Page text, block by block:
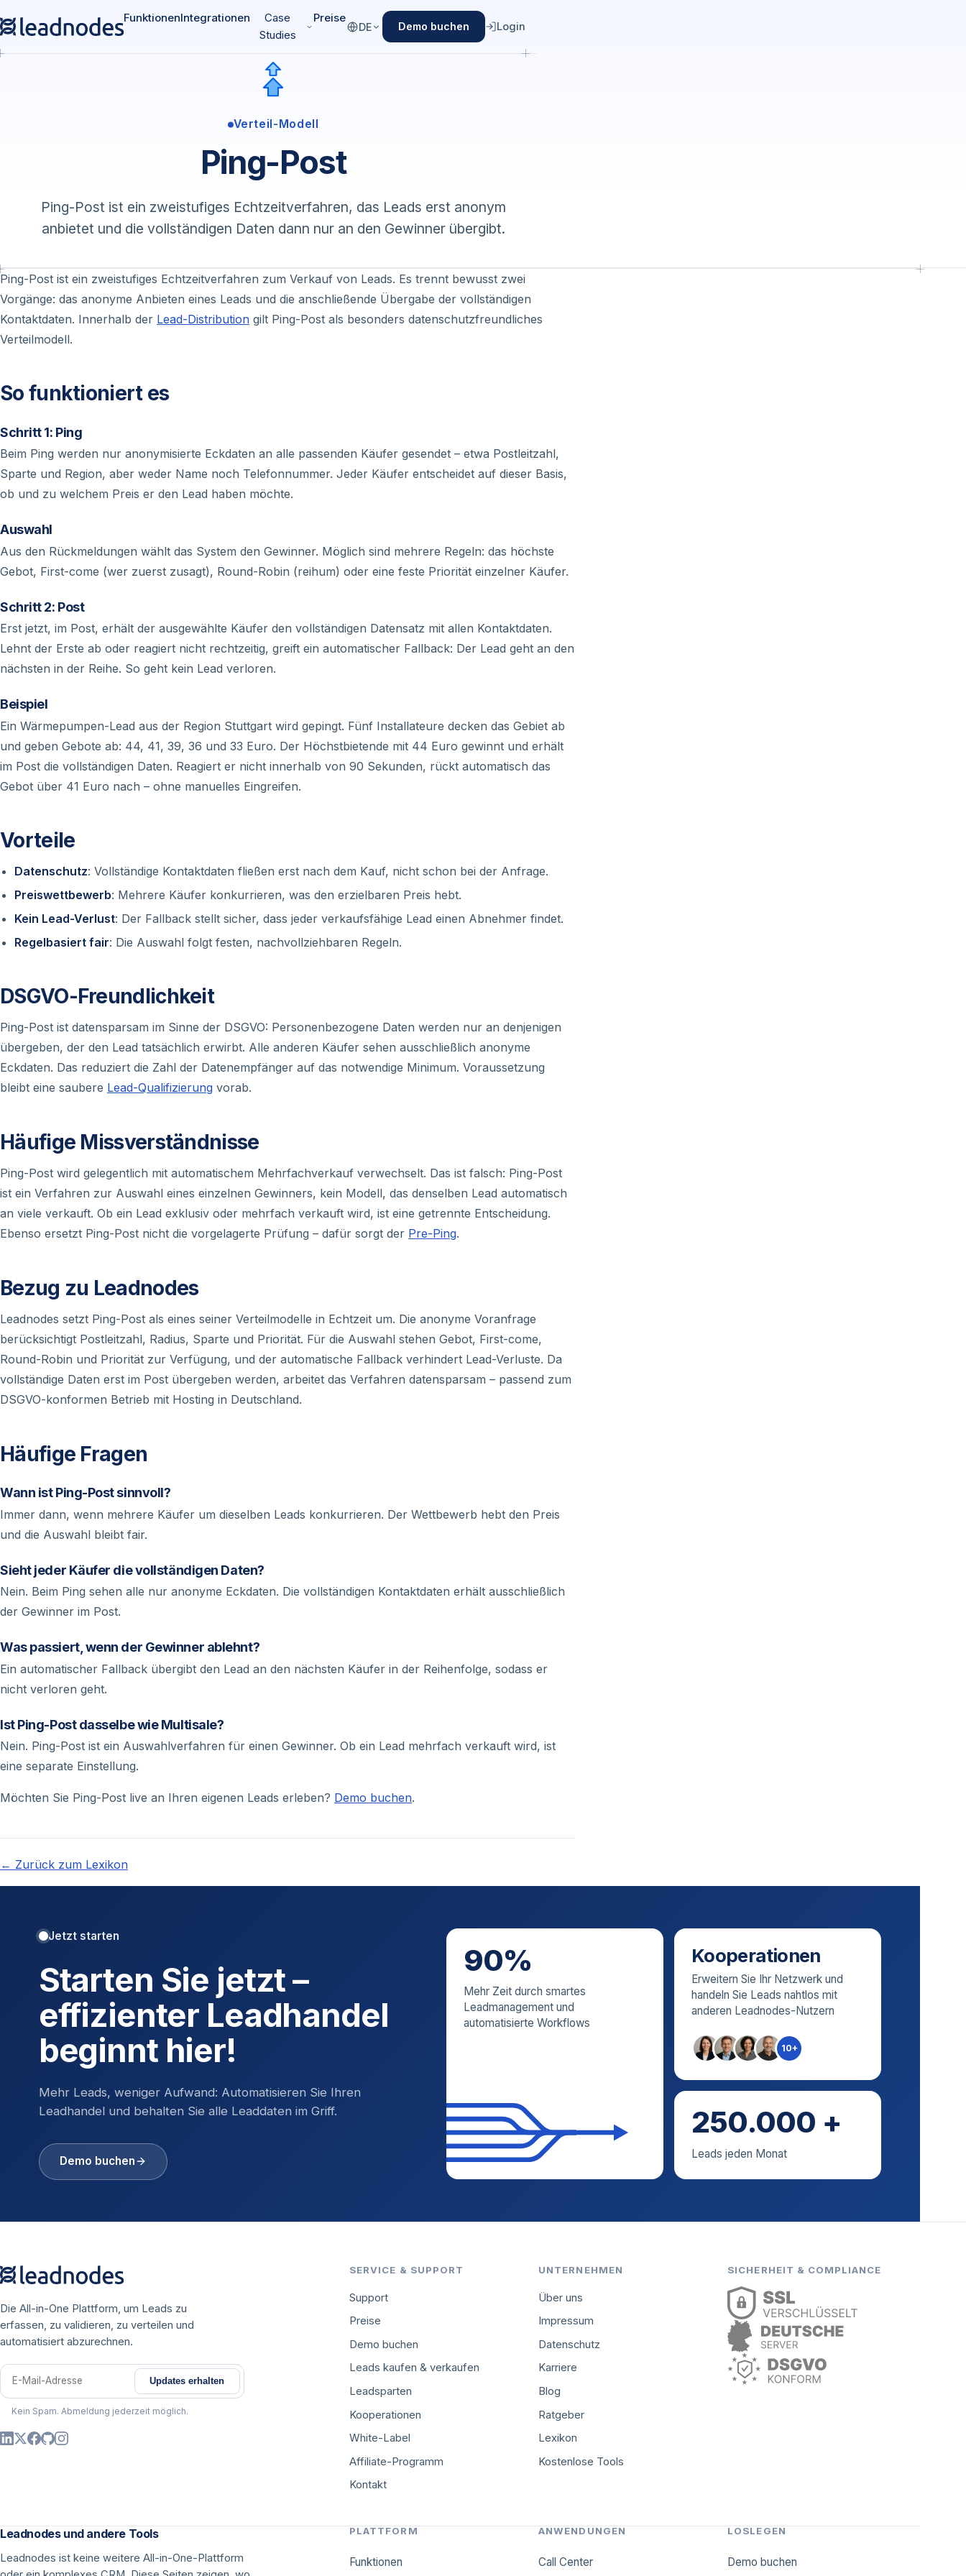
FunktionenIntegrationen
Case
Studies
Preise
DE Demo buchen Login
Verteil-Modell
Ping-Post
Ping-Post ist ein zweistufiges Echtzeitverfahren, das Leads erst anonym
anbietet und die vollständigen Daten dann nur an den Gewinner übergibt.
Ping-Post ist ein zweistufiges Echtzeitverfahren zum Verkauf von Leads. Es trennt bewusst zwei
Vorgänge: das anonyme Anbieten eines Leads und die anschließende Übergabe der vollständigen
Kontaktdaten. Innerhalb der Lead-Distribution gilt Ping-Post als besonders datenschutzfreundliches
Verteilmodell.
So funktioniert es
Schritt 1: Ping
Beim Ping werden nur anonymisierte Eckdaten an alle passenden Käufer gesendet – etwa Postleitzahl,
Sparte und Region, aber weder Name noch Telefonnummer. Jeder Käufer entscheidet auf dieser Basis,
ob und zu welchem Preis er den Lead haben möchte.
Auswahl
Aus den Rückmeldungen wählt das System den Gewinner. Möglich sind mehrere Regeln: das höchste
Gebot, First-come (wer zuerst zusagt), Round-Robin (reihum) oder eine feste Priorität einzelner Käufer.
Schritt 2: Post
Erst jetzt, im Post, erhält der ausgewählte Käufer den vollständigen Datensatz mit allen Kontaktdaten.
Lehnt der Erste ab oder reagiert nicht rechtzeitig, greift ein automatischer Fallback: Der Lead geht an den
nächsten in der Reihe. So geht kein Lead verloren.
Beispiel
Ein Wärmepumpen-Lead aus der Region Stuttgart wird gepingt. Fünf Installateure decken das Gebiet ab
und geben Gebote ab: 44, 41, 39, 36 und 33 Euro. Der Höchstbietende mit 44 Euro gewinnt und erhält
im Post die vollständigen Daten. Reagiert er nicht innerhalb von 90 Sekunden, rückt automatisch das
Gebot über 41 Euro nach – ohne manuelles Eingreifen.
Vorteile
Datenschutz: Vollständige Kontaktdaten fließen erst nach dem Kauf, nicht schon bei der Anfrage.
Preiswettbewerb: Mehrere Käufer konkurrieren, was den erzielbaren Preis hebt.
Kein Lead-Verlust: Der Fallback stellt sicher, dass jeder verkaufsfähige Lead einen Abnehmer findet.
Regelbasiert fair: Die Auswahl folgt festen, nachvollziehbaren Regeln.
DSGVO-Freundlichkeit
Ping-Post ist datensparsam im Sinne der DSGVO: Personenbezogene Daten werden nur an denjenigen
übergeben, der den Lead tatsächlich erwirbt. Alle anderen Käufer sehen ausschließlich anonyme
Eckdaten. Das reduziert die Zahl der Datenempfänger auf das notwendige Minimum. Voraussetzung
bleibt eine saubere Lead-Qualifizierung vorab.
Häufige Missverständnisse
Ping-Post wird gelegentlich mit automatischem Mehrfachverkauf verwechselt. Das ist falsch: Ping-Post
ist ein Verfahren zur Auswahl eines einzelnen Gewinners, kein Modell, das denselben Lead automatisch
an viele verkauft. Ob ein Lead exklusiv oder mehrfach verkauft wird, ist eine getrennte Entscheidung.
Ebenso ersetzt Ping-Post nicht die vorgelagerte Prüfung – dafür sorgt der Pre-Ping.
Bezug zu Leadnodes
Leadnodes setzt Ping-Post als eines seiner Verteilmodelle in Echtzeit um. Die anonyme Voranfrage
berücksichtigt Postleitzahl, Radius, Sparte und Priorität. Für die Auswahl stehen Gebot, First-come,
Round-Robin und Priorität zur Verfügung, und der automatische Fallback verhindert Lead-Verluste. Da
vollständige Daten erst im Post übergeben werden, arbeitet das Verfahren datensparsam – passend zum
DSGVO-konformen Betrieb mit Hosting in Deutschland.
Häufige Fragen
Wann ist Ping-Post sinnvoll?
Immer dann, wenn mehrere Käufer um dieselben Leads konkurrieren. Der Wettbewerb hebt den Preis
und die Auswahl bleibt fair.
Sieht jeder Käufer die vollständigen Daten?
Nein. Beim Ping sehen alle nur anonyme Eckdaten. Die vollständigen Kontaktdaten erhält ausschließlich
der Gewinner im Post.
Was passiert, wenn der Gewinner ablehnt?
Ein automatischer Fallback übergibt den Lead an den nächsten Käufer in der Reihenfolge, sodass er
nicht verloren geht.
Ist Ping-Post dasselbe wie Multisale?
Nein. Ping-Post ist ein Auswahlverfahren für einen Gewinner. Ob ein Lead mehrfach verkauft wird, ist
eine separate Einstellung.
Möchten Sie Ping-Post live an Ihren eigenen Leads erleben? Demo buchen.
← Zurück zum Lexikon
Jetzt starten
Starten Sie jetzt –
effizienter Leadhandel
beginnt hier!
Mehr Leads, weniger Aufwand: Automatisieren Sie Ihren
Leadhandel und behalten Sie alle Leaddaten im Griff.
Demo buchen
90%
Mehr Zeit durch smartes
Leadmanagement und
automatisierte Workflows
Kooperationen
Erweitern Sie Ihr Netzwerk und
handeln Sie Leads nahtlos mit
anderen Leadnodes-Nutzern
10+
250.000 +
Leads jeden Monat
Die All-in-One Plattform, um Leads zu
erfassen, zu validieren, zu verteilen und
automatisiert abzurechnen.
E-Mail-Adresse
Updates erhalten
Kein Spam. Abmeldung jederzeit möglich.
SERVICE & SUPPORT
Support
Preise
Demo buchen
Leads kaufen & verkaufen
Leadsparten
Kooperationen
White-Label
Affiliate-Programm
Kontakt
UNTERNEHMEN
Über uns
Impressum
Datenschutz
Karriere
Blog
Ratgeber
Lexikon
Kostenlose Tools
SICHERHEIT & COMPLIANCE
Leadnodes und andere Tools
Leadnodes ist keine weitere All-in-One-Plattform
PLATTFORM
Funktionen
ANWENDUNGEN
Call Center
LOSLEGEN
Demo buchen